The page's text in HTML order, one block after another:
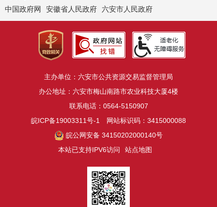
中国政府网
安徽省人民政府 六安市人民政府
主办单位：六安市公共资源交易监督管理局
办公地址：六安市梅山南路市农业科技大厦4楼
联系电话：0564-5150907
皖ICP备19003311号-1
网站标识码：3415000088
皖公网安备 34150202000140号
本站已支持IPV6访问
站点地图